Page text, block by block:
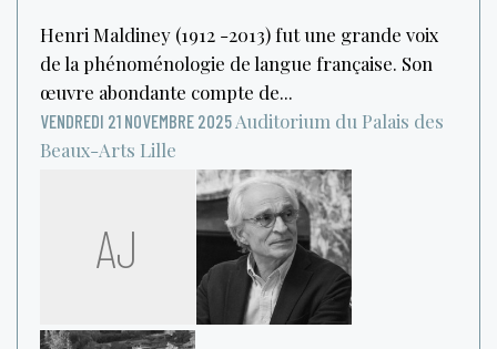
Henri Maldiney (1912 -2013) fut une grande voix
de la phénoménologie de langue française. Son
œuvre abondante compte de...
VENDREDI 21 NOVEMBRE 2025 Auditorium du Palais des
Beaux-Arts Lille
AJ